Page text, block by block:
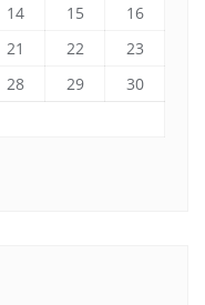
14 15
16
21 22
23
28 29
30